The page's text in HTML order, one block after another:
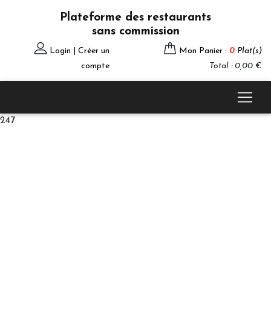
Plateforme des restaurants
sans commission
Login | Créer un
compte
Mon Panier : 0 Plat(s)
Total : 0,00 €
247